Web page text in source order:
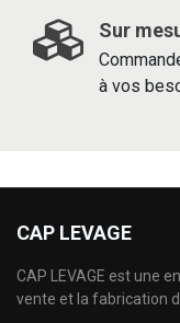
Sur
à vos
CAP LEVAGE
CAP LEVAGE est une
vente et la fabrication